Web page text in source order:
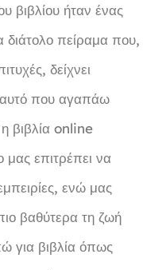
βιβλίου ήταν ένας
πείραμα που,
δείχνει
αυτό που αγαπάω
βιβλία online
επιτρέπει να
ενώ μας
βαθύτερα τη ζωή
για βιβλία όπως